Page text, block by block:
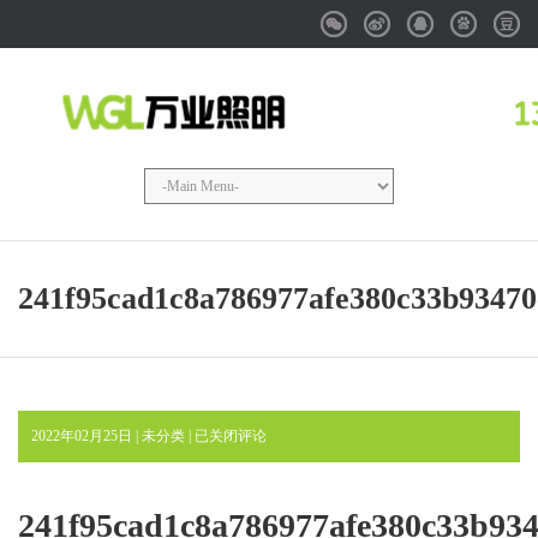
WeixinWeibo QQ Baidu
2022年02月25日 | 未分类 | 241f95cad1c8a786977afe380c33b93470cf5073
已关闭评论